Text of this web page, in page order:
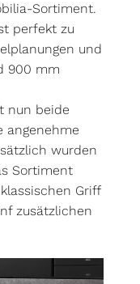
Sortiment.
perfekt zu
und
900 mm
nun beide
angenehme
wurden
Sortiment
Griff
zusätzlichen